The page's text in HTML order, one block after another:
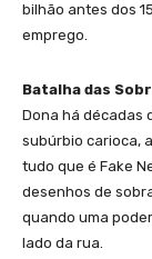
bilhão antes dos
emprego.
Batalha das
Dona há décadas
subúrbio carioca,
tudo que é Fake
desenhos de
quando uma
lado da rua.